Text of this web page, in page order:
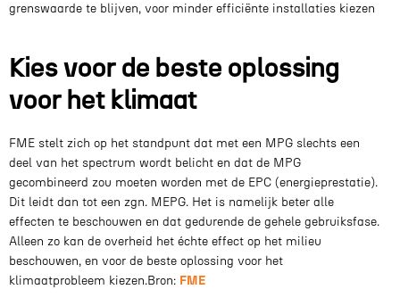
grenswaarde te blijven, voor minder efficiënte installaties kiezen
Kies voor de beste oplossing
voor het klimaat
FME stelt zich op het standpunt dat met een MPG slechts een
deel van het spectrum wordt belicht en dat de MPG
gecombineerd zou moeten worden met de EPC (energieprestatie).
Dit leidt dan tot een zgn. MEPG. Het is namelijk beter alle
effecten te beschouwen en dat gedurende de gehele gebruiksfase.
Alleen zo kan de overheid het échte effect op het milieu
beschouwen, en voor de beste oplossing voor het
klimaatprobleem kiezen.Bron: FME